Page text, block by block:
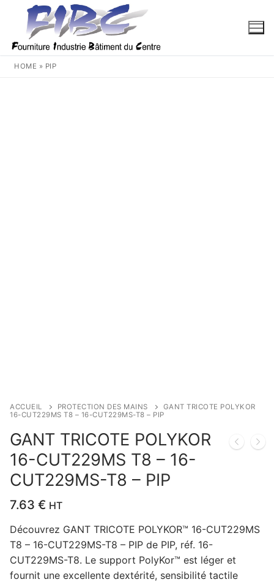
contenu
HOME » PIP
ACCUEIL PROTECTION DES MAINS
GANT TRICOTE POLYKOR
16-CUT229MS T8 – 16-CUT229MS-T8 – PIP
GANT TRICOTE POLYKOR
16-CUT229MS T8 – 16-
CUT229MS-T8 – PIP
7.63 € HT
Découvrez GANT TRICOTE POLYKOR™ 16-CUT229MS
T8 – 16-CUT229MS-T8 – PIP de PIP, réf. 16-
CUT229MS-T8. Le support PolyKor™ est léger et
fournit une excellente dextérité, sensibilité tactile